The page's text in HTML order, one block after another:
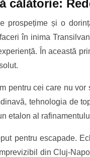
călătorie:
prospețime și o
în inima
În această
pentru cei care nu
tehnologia de
etalon al
pentru escapade.
din Cluj-